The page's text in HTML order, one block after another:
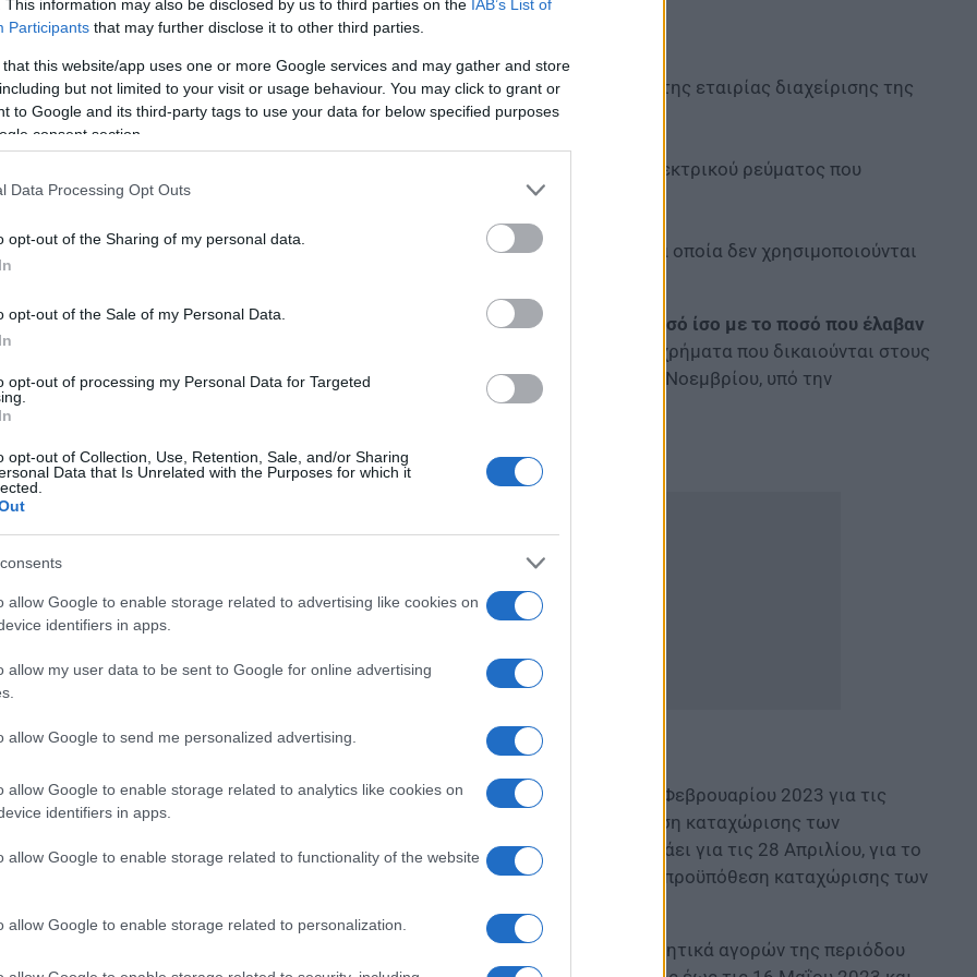
This information may also be disclosed by us to third parties on the IAB’s List of
Participants that may further disclose it to other third parties.
that this website/app uses one or more Google services and may gather and store
but not limited to your visit or usage behaviour. You may click to grant or
to Google and its third-party tags to use your data for below specified purposes
consent section.
Data Processing Opt Outs
opt-out of the Sharing of my personal data.
opt-out of the Sale of my Personal Data.
opt-out of processing my Personal Data for Targeted
opt-out of Collection, Use, Retention, Sale, and/or Sharing
Data that Is Unrelated with the Purposes for which it
allow Google to enable storage related to advertising like cookies on
identifiers in apps.
allow my user data to be sent to Google for online advertising
allow Google to send me personalized advertising.
allow Google to enable storage related to analytics like cookies on
identifiers in apps.
allow Google to enable storage related to functionality of the website
allow Google to enable storage related to personalization.
πρέπει να καταχωρήσουν:
ΑΦΜ του διαχειριστή ή του προσώπου που εκπροσωπεί την πολυκατοικία ή της εταιρίας διαχείρισης της
αριθμό της κοινόχρηστης παροχής ηλεκτρικού ρεύματος ή μιας παροχής ηλεκτρικού ρεύματος που
στην πολυκατοικία,
χιλιοστά συμμετοχής των διαμερισμάτων στις δαπάνες θέρμανσης και
ονοματεπώνυμο των φυσικών προσώπων που διαμένουν στα διαμερίσματα τα οποία δεν χρησιμοποιούνται
21 Δεκεμβρίου αυτοί οι παλαιοί δικαιούχοι θα λάβουν ως προκαταβολή ποσό ίσο με το ποσό που έλαβαν
. Την ίδια ημέρα, οι νέοι δικαιούχοι που θα υποβάλουν αίτηση θα δουν τα χρήματα που δικαιούνται στους
τους λογαριασμούς για αγορές που θα τιμολογηθούν έως το τέλος Νοεμβρίου, υπό την
ότι έχουν καταχωρηθεί τα απαιτούμενα στοιχεία έως σήμερα.
επίδομα 200 ευρώ κάθε μήνα;
δόση του επιδόματος θέρμανσης έχει προγραμματιστεί ως το τέλος Φεβρουαρίου 2023 για τις
που θα τιμολογηθούν έως τις 31 Ιανουαρίου 2023 και υπό την προϋπόθεση καταχώρισης των
στοιχείων έως και τις 15 Φεβρουαρίου 2023. Η τελευταία δόση πάει για τις 28 Απριλίου, για το
των αγορών που θα τιμολογηθούν έως τις 31 Μαρτίου 2023 και υπό την προϋπόθεση καταχώρισης των
για το φυσικό αέριο θα καταχωρούνται έως τις 31 Μαΐου 2023 δικαιολογητικά αγορών της περιόδου